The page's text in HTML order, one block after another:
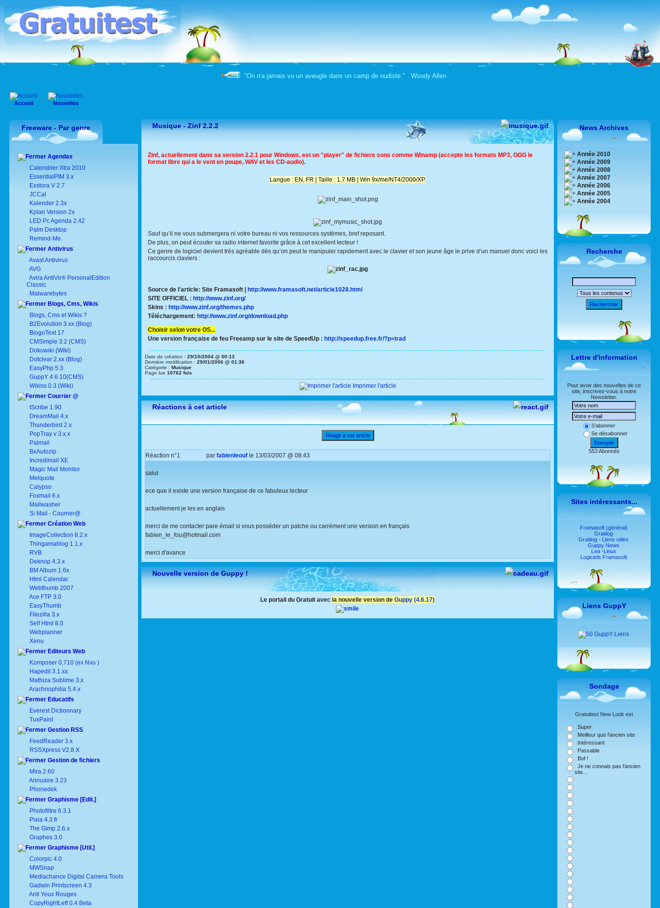
"On n'a jamais vu un aveugle dans un camp de nudiste." Woody Allen
Accueil Nouvelles
Freeware - Par genre
Agendas
Calendrier Xtra 2010
EssentialPIM 3.x
Exstora V 2.7
JCCal
Kalender 2.3x
Kplan Version 2x
LED Pc Agenda 2.42
Palm Desktop
Remind-Me
Antivirus
Avast Antivirus
AVG
Avira AntiVir® PersonalEdition
Classic
Malwarebytes
Blogs, Cms, Wikis
Blogs, Cms et Wikis ?
B2Evolution 3.xx (Blog)
BlogoText 17
CMSimple 3.2 (CMS)
Dokuwiki (Wiki)
Dotclear 2.xx (Blog)
EasyPhp 5.3
GuppY 4.6.10(CMS)
Wikiss 0.3 (Wiki)
Courrier @
IScribe 1.90
DreamMail 4.x
Thunderbird 2.x
PopTray v 3.x.x
Palmail
BxAutozip
Incredimail XE
Magic Mail Monitor
Melquote
Calypso
Foxmail 6.x
Mailwasher
Si Mail - Courrier@
Création Web
ImageCollection 8.2.x
Thingamablog 1.1.x
RVB
Deknop 4.3.x
BM Album 1.6x
Html Calendar
Webthumb 2007
Ace FTP 3.0
EasyThumb
Filezilla 3.x
Self Html 8.0
Webplanner
Xenu
Editeurs Web
Komposer 0,710 (ex Nvu )
Hapedit 3.1.xx
Mathiza Sublime 3.x
Arachnophilia 5.4.x
Educatifs
Everest Dictionnary
TuxPaint
Gestion RSS
FeedReader 3.x
RSSXpress V2.8.X
Gestion de fichiers
Mira 2.60
Annuaire 3.23
Phonedek
Graphisme [Edit.]
Photofiltre 6.3.1
Pixia 4.3 fr
The Gimp 2.6.x
Graphex 3.0
Graphisme [Util.]
Colorpic 4.0
MWSnap
Mediachance Digital Camera Tools
Gadwin Printscreen 4.3
Anti Yeux Rouges
CopyRightLeft 0.4 Beta
Musique -Zinf 2.2.2
Zinf, actuellement dans sa version 2.2.1 pour Windows, est un "player" de fichiers sons comme Winamp (accepte les formats MP3, OGG le
format libre qui a le vent en poupe, WAV et les CD-audio).
Langue : EN, FR | Taille : 1.7 MB | Win 9x/me/NT4/2000/XP.
Sauf qu’il ne vous submergera ni votre bureau ni vos ressources systèmes, bref reposant.
De plus, on peut écouter sa radio internet favorite grâce à cet excellent lecteur !
Ce genre de logiciel devient très agréable dès qu’on peut le manipuler rapidement avec le clavier et son jeune âge le prive d’un manuel donc voici les
raccourcis claviers :
Source de l'article: Site Framasoft |
http://www.framasoft.net/article1028.html
SITE OFFICIEL : http://www.zinf.org/
Skins : http://www.zinf.org/themes.php
Téléchargement: http://www.zinf.org/download.php
Choisir selon votre OS...
Une version française de feu Freeamp sur le site de SpeedUp : http://speedup.free.fr/?p=trad
Date de création : 29/10/2004 @ 00:13
Dernière modification : 29/01/2006 @ 01:36
Catégorie : Musique
Page lue 10762 fois
Imprimer l'article
Réactions à cet article
Réagir à cet article
Réaction n°1 par fabienleouf le 13/03/2007 @ 08:43
salut
ece que il existe une version française de ce fabuleux lecteur
actuellement je les en anglais
merci de me contacter pare émail si vous posséder un patche ou carrément une version en français
fabien_le_fou@hotmail.com
merci d'avance
Nouvelle version de Guppy !
Le portail du Gratuit avec la nouvelle version de Guppy (4.6.17)
News Archives
Année 2010
Année 2009
Année 2008
Année 2007
Année 2006
Année 2005
Année 2004
Recherche
Rechercher
Lettre d'information
Pour avoir des nouvelles de ce
site, inscrivez-vous à notre
Newsletter.
S'abonner
Se désabonner
Envoyer
553 Abonnés
Sites intéressants...
Framasoft (général)
Gratilog
Gratilog - Liens utiles
Guppy News
Lea -Linux
Logiciels Framasoft
Liens GuppY
Sondage
Gratuitest New Look est
Super
Meilleur que l'ancien site
Intéressant
Passable
Bof !
Je ne connais pas l'ancien
site...